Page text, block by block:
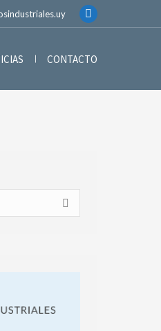
CONTACTO